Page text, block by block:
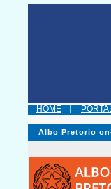
HOME
Albo Pretorio